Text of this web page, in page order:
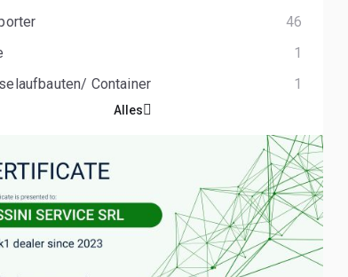
46
1
Container
1
Alles